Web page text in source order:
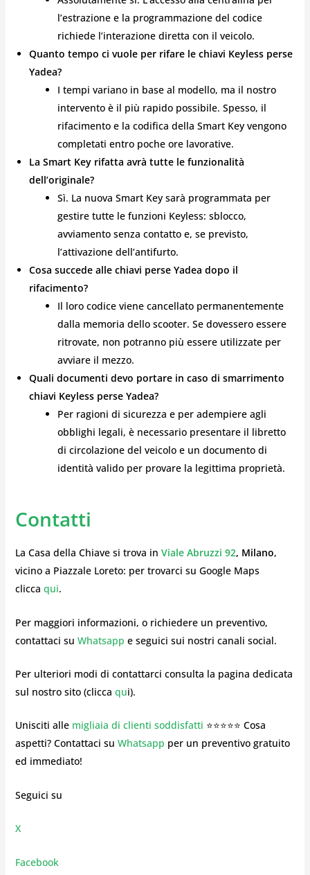
l’estrazione e la programmazione del codice
richiede l’interazione diretta con il veicolo.
Quanto tempo ci vuole per rifare le chiavi Keyless perse
Yadea?
I tempi variano in base al modello, ma il nostro
intervento è il più rapido possibile. Spesso, il
rifacimento e la codifica della Smart Key vengono
completati entro poche ore lavorative.
La Smart Key rifatta avrà tutte le funzionalità
dell’originale?
Sì. La nuova Smart Key sarà programmata per
gestire tutte le funzioni Keyless: sblocco,
avviamento senza contatto e, se previsto,
l’attivazione dell’antifurto.
Cosa succede alle chiavi perse Yadea dopo il
rifacimento?
Il loro codice viene cancellato permanentemente
dalla memoria dello scooter. Se dovessero essere
ritrovate, non potranno più essere utilizzate per
avviare il mezzo.
Quali documenti devo portare in caso di smarrimento
chiavi Keyless perse Yadea?
Per ragioni di sicurezza e per adempiere agli
obblighi legali, è necessario presentare il libretto
di circolazione del veicolo e un documento di
identità valido per provare la legittima proprietà.
Contatti
La Casa della Chiave si trova in Viale Abruzzi 92, Milano,
vicino a Piazzale Loreto: per trovarci su Google Maps
clicca qui.
Per maggiori informazioni, o richiedere un preventivo,
contattaci su Whatsapp e seguici sui nostri canali social.
Per ulteriori modi di contattarci consulta la pagina dedicata
sul nostro sito (clicca qui).
Unisciti alle migliaia di clienti soddisfatti ⭐⭐⭐⭐⭐ Cosa
aspetti? Contattaci su Whatsapp per un preventivo gratuito
ed immediato!
Seguici su
X
Facebook